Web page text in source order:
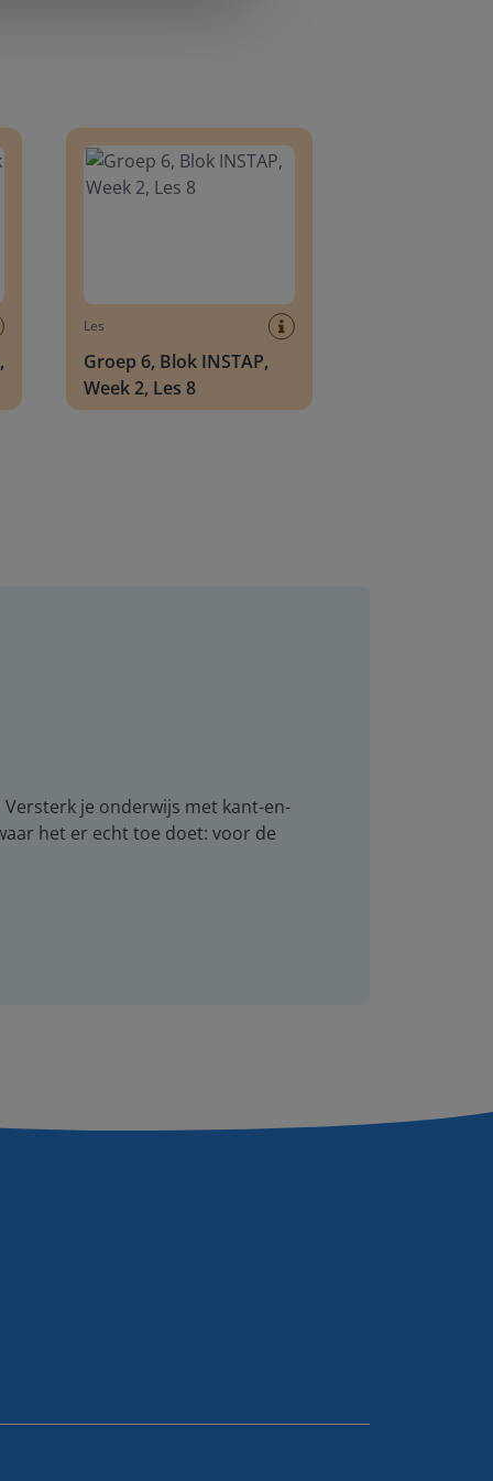
Les
Groep 6, Blok INSTAP,
Week 2, Les 8
je onderwijs met kant-en-
het er echt toe doet: voor de